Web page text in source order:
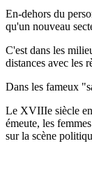
En-dehors du
qu'un nouveau
C'est dans les
distances avec les
Dans les fameux
Le XVIIIe siècle en
émeute, les
sur la scène